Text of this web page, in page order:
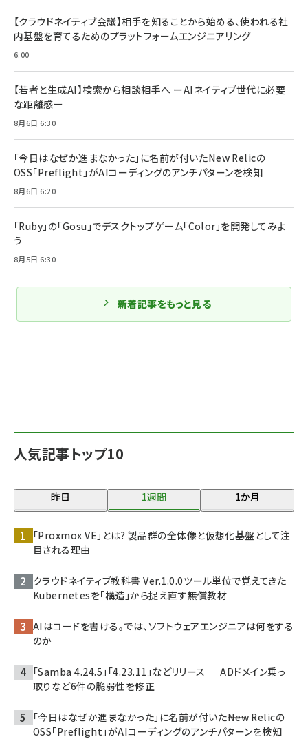
人気記事トップ10
昨日 1週間 1か月
「Proxmox VE」とは? 製品群の全体像と仮想化基盤として注
目される理由
クラウドネイティブ教科書 Ver.1.0.0――ツール単位で覚えてきた
Kubernetesを「構造」から捉え直す無償教材
AIはコードを書ける。では、ソフトウェアエンジニアは何をする
のか
「Samba 4.24.5」「4.23.11」などリリース ─ ADドメイン乗っ
取りなど6件の脆弱性を修正
「今日はなぜか進まなかった」に名前が付いた――New Relicの
OSS「Preflight」がAIコーディングのアンチパターンを検知
【クラウドネイティブ会議】相手を知ることから始める、使われる社
内基盤を育てるためのプラットフォームエンジニアリング
6:00
【若者と生成AI】検索から相談相手へ ーAIネイティブ世代に必要
な距離感ー
8月6日 6:30
「今日はなぜか進まなかった」に名前が付いた――New Relicの
OSS「Preflight」がAIコーディングのアンチパターンを検知
8月6日 6:20
「Ruby」の「Gosu」でデスクトップゲーム「Color」を開発してみよ
う
8月5日 6:30
新着記事をもっと見る